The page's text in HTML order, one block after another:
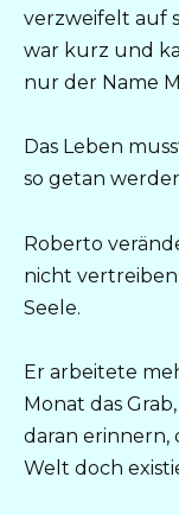
verzweifelt auf
war kurz und
nur der Name
Das Leben
so getan
Roberto
nicht
Seele.
Er arbeitete
Monat das
daran erinnern,
Welt doch